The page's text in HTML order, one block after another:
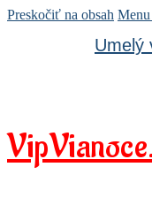
Preskočiť na obsah Menu
Umelý